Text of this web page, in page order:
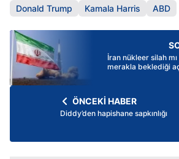
Donald Trump Kamala Harris ABD
İran nükleer silah
merakla beklediği
ÖNCEKİ HABER
Diddy’den hapishane sapkınlığı